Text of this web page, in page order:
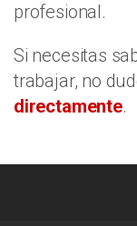
profesional.
Si necesitas
trabajar, no
directamente.